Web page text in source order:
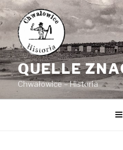
Przejdź
do
treści
QUELLE
Chwałowice – Historia